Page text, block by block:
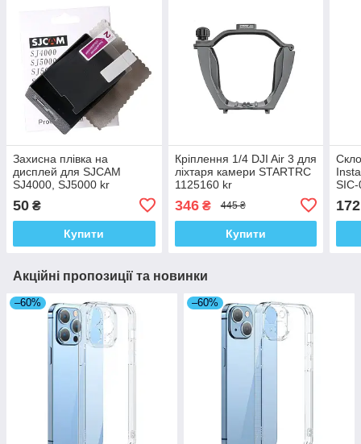
Захисна плівка на
дисплей для SJCAM
SJ4000, SJ5000 kr
50 ₴
Купити
Кріплення 1/4 DJI Air 3 для
ліхтаря камери STARTRC
1125160 kr
346₴ 445 ₴
Купити
172
Акційні пропозиції та новинки
–60% –60%